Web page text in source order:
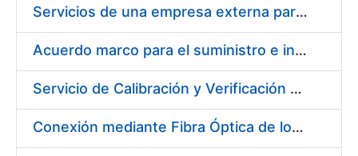
Servicios de una empresa externa para el asesoramiento y resolución de los recursos de alzada que se presentan relacionados con procesos de selección para la FNMT-RCM
Acuerdo marco para el suministro e instalación de persianas, estores y otros complementos
Servicio de Calibración y Verificación Externa de los Equipos de Medición del Servicio de Prevención de la FNMT-RCM
Conexión mediante Fibra Óptica de los Centros de Proceso de Datos (CPDs) de las sedes de la FNMT-RCM de Burgos y Madrid